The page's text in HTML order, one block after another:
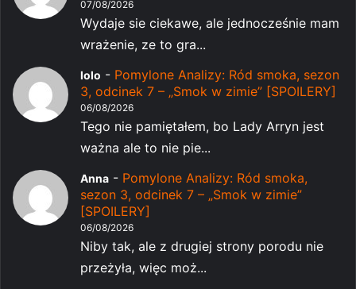
07/08/2026
Wydaje sie ciekawe, ale jednocześnie mam
wrażenie, ze to gra...
lolo - Pomylone Analizy: Ród smoka, sezon
3, odcinek 7 – „Smok w zimie” [SPOILERY]
06/08/2026
Tego nie pamiętałem, bo Lady Arryn jest
ważna ale to nie pie...
Anna - Pomylone Analizy: Ród smoka,
sezon 3, odcinek 7 – „Smok w zimie”
[SPOILERY]
06/08/2026
Niby tak, ale z drugiej strony porodu nie
przeżyła, więc moż...